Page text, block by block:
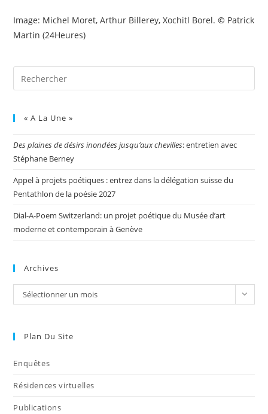
Image: Michel Moret, Arthur Billerey, Xochitl Borel.© Patrick
Martin (24Heures)
« A La Une »
Des plaines de désirs inondées jusqu’aux chevilles: entretien avec
Stéphane Berney
Appel à projets poétiques : entrez dans la délégation suisse du
Pentathlon de la poésie 2027
Dial-A-Poem Switzerland: un projet poétique du Musée d’art
moderne et contemporain à Genève
Archives
Sélectionner un mois
Plan Du Site
Enquêtes
Résidences virtuelles
Publications